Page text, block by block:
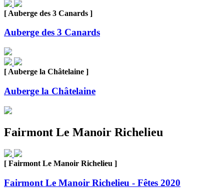
[ Auberge des 3 Canards ]
Auberge des 3 Canards
[ Auberge la Châtelaine ]
Auberge la Châtelaine
Fairmont Le Manoir Richelieu
[ Fairmont Le Manoir Richelieu ]
Fairmont Le Manoir Richelieu - Fêtes 2020